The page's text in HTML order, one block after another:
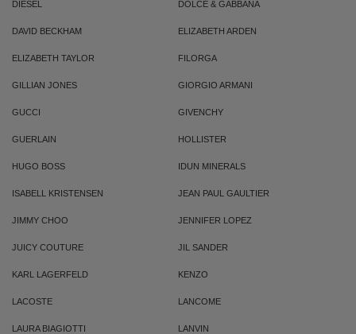
DIESEL DOLCE & GABBANA
DAVID BECKHAM ELIZABETH ARDEN
ELIZABETH TAYLOR FILORGA
GILLIAN JONES GIORGIO ARMANI
GUCCI GIVENCHY
GUERLAIN HOLLISTER
HUGO BOSS IDUN MINERALS
ISABELL KRISTENSEN JEAN PAUL GAULTIER
JIMMY CHOO JENNIFER LOPEZ
JUICY COUTURE JIL SANDER
KARL LAGERFELD KENZO
LACOSTE LANCOME
LAURA BIAGIOTTI LANVIN